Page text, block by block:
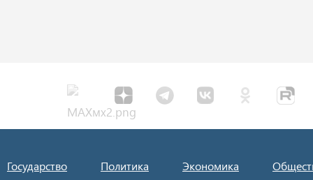
Государство Политика Экономика